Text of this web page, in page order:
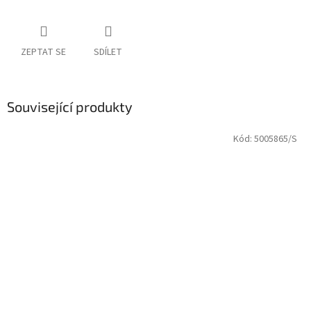
ZEPTAT SE SDÍLET
Související produkty
Kód: 5005865/S